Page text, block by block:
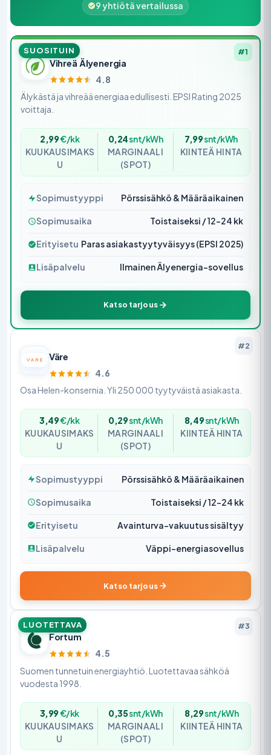
9 yhtiötä vertailussa
SUOSITUIN #1
Vihreä Älyenergia
4.8
Älykästä ja vihreää energiaa edullisesti. EPSI Rating 2025
voittaja.
2,99€/kk
KUUKAUSIMAKS
U
0,24snt/kWh
MARGINAALI
(SPOT)
7,99snt/kWh
KIINTEÄ HINTA
Sopimustyyppi Pörssisähkö & Määräaikainen
Sopimusaika Toistaiseksi / 12–24 kk
Erityisetu Paras asiakastyytyväisyys (EPSI 2025)
Lisäpalvelu Ilmainen Älyenergia-sovellus
Katso tarjous
#2
Väre
4.6
Osa Helen-konsernia. Yli 250 000 tyytyväistä asiakasta.
3,49€/kk
KUUKAUSIMAKS
U
0,29snt/kWh
MARGINAALI
(SPOT)
8,49snt/kWh
KIINTEÄ HINTA
Sopimustyyppi Pörssisähkö & Määräaikainen
Sopimusaika Toistaiseksi / 12–24 kk
Erityisetu Avainturva-vakuutus sisältyy
Lisäpalvelu Väppi-energiasovellus
Katso tarjous
LUOTETTAVA #3
Fortum
4.5
Suomen tunnetuin energiayhtiö. Luotettavaa sähköä
vuodesta 1998.
3,99€/kk
KUUKAUSIMAKS
U
0,35snt/kWh
MARGINAALI
(SPOT)
8,29snt/kWh
KIINTEÄ HINTA